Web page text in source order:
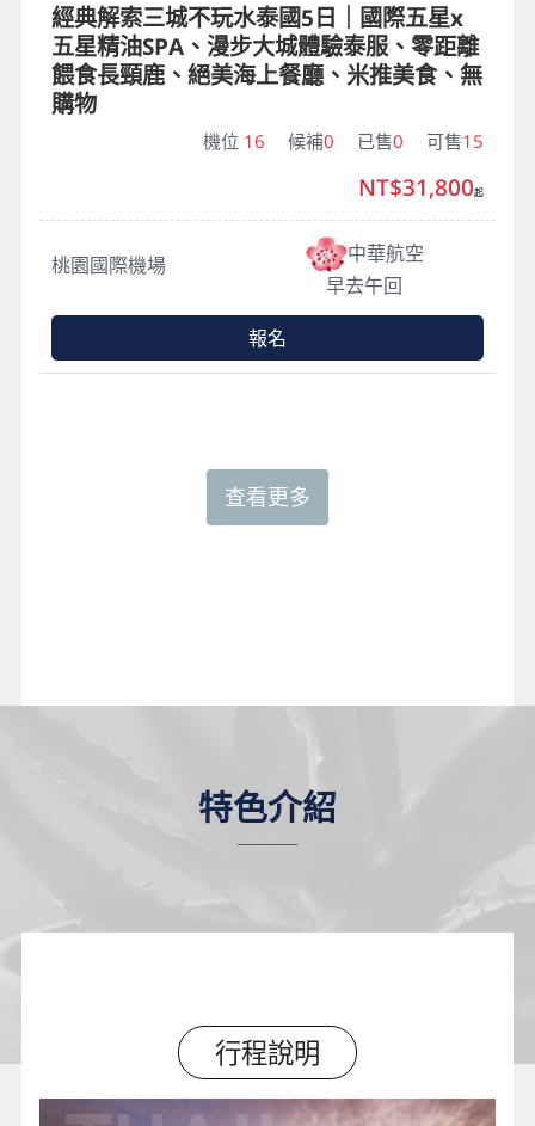
特色介紹
行程說明
經典解索三城不玩水泰國5日｜國際五星x
五星精油SPA、漫步大城體驗泰服、零距離
餵食長頸鹿、絕美海上餐廳、米推美食、無
購物
機位 16 候補0 已售0 可售15
桃園國際機場
中華航空
早去午回
NT$31,800起
報名
查看更多